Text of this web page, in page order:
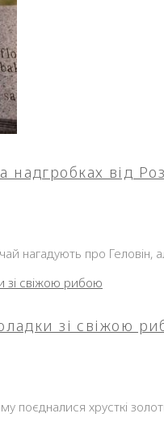
надгробках від
нагадують про
зі свіжою
поєдналися хрусткі